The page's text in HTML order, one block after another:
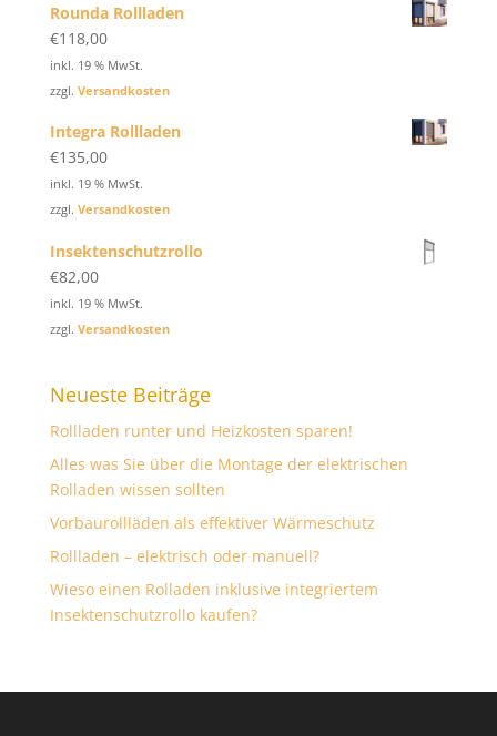
Rounda Rollladen
€118,00
inkl. 19 % MwSt.
zzgl. Versandkosten
Integra Rollladen
€135,00
inkl. 19 % MwSt.
zzgl. Versandkosten
Insektenschutzrollo
€82,00
inkl. 19 % MwSt.
zzgl. Versandkosten
Neueste Beiträge
Rollladen runter und Heizkosten sparen!
Alles was Sie über die Montage der elektrischen
Rolladen wissen sollten
Vorbaurollläden als effektiver Wärmeschutz
Rollladen – elektrisch oder manuell?
Wieso einen Rolladen inklusive integriertem
Insektenschutzrollo kaufen?